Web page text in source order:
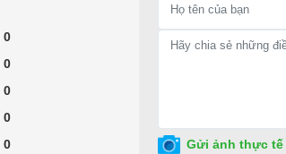
Gửi ảnh thực tế